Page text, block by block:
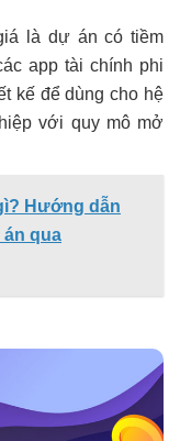
là dự án có tiềm
app tài chính phi
kế để dùng cho hệ
với quy mô mở
Hướng dẫn
qua